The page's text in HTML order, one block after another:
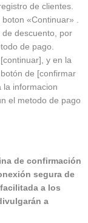
de clientes.
«Continuar» .
descuento, por
de pago.
y en la
de [confirmar
la informacion
el metodo de pago
de confirmación
segura de
a los
a